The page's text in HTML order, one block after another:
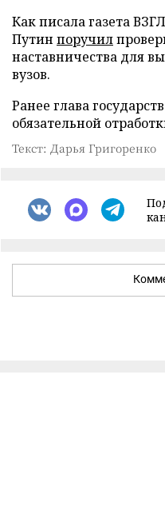
Как писала газета
Путин поручил
наставничества для
вузов.
Ранее глава
обязательной
Текст: Дарья Григоренко